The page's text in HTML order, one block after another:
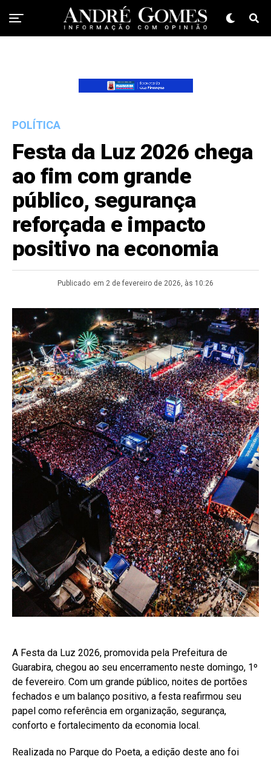
POLÍTICA
Festa da Luz 2026 chega
ao fim com grande
público, segurança
reforçada e impacto
positivo na economia
Publicado em 2 de fevereiro de 2026, às 10:26
A Festa da Luz 2026, promovida pela Prefeitura de
Guarabira, chegou ao seu encerramento neste domingo, 1º
de fevereiro. Com um grande público, noites de portões
fechados e um balanço positivo, a festa reafirmou seu
papel como referência em organização, segurança,
conforto e fortalecimento da economia local.
Realizada no Parque do Poeta, a edição deste ano foi